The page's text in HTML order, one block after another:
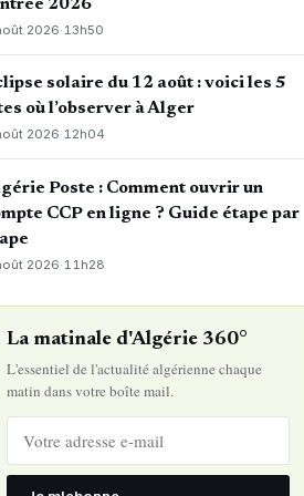
2026
2026·13h50
solaire du 12 août : voici les 5
où l’observer à Alger
2026·12h04
Poste : Comment ouvrir un
CCP en ligne ? Guide étape par
2026· 11h28
La matinale d'Algérie 360°
L'essentiel de l'actualité algérienne chaque
matin dans votre boîte mail.